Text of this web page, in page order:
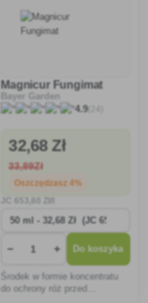
Magnicur Fungimat
Bayer Garden
4.9(24)
32,68 Zł
33,89Zł
Oszczędzasz 4%
− + Do koszyka
Środek w formie koncentratu
do ochrony róż przed